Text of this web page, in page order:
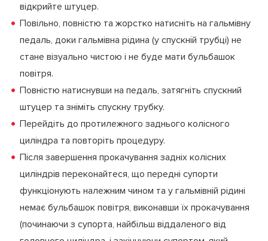
відкрийте штуцер.
Повільно, повністю та жорстко натисніть на гальмівну
педаль, доки гальмівна рідина (у спускній трубці) не
стане візуально чистою і не буде мати бульбашок
повітря.
Повністю натиснувши на педаль, затягніть спускний
штуцер та зніміть спускну трубку.
Перейдіть до протилежного заднього колісного
циліндра та повторіть процедуру.
Після завершення прокачування задніх колісних
циліндрів переконайтеся, що передні супорти
функціонують належним чином та у гальмівній рідині
немає бульбашок повітря, виконавши їх прокачування
(починаючи з супорта, найбільш віддаленого від